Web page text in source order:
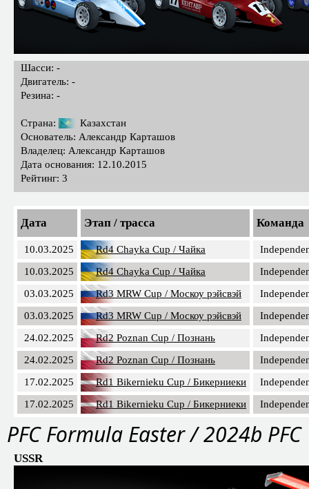
Шасси: -
Двигатель: -
Резина: -
Страна:
Казахстан
Основатель: Александр Карташов
Владелец: Александр Карташов
Дата основания: 12.10.2015
Рейтинг: 3
Дата Этап / трасса Команда
10.03.2025 Rd4 Chayka Cup / Чайка
10.03.2025
Rd4 Chayka Cup / Чайка
03.03.2025
Rd3 MRW Cup / Москоу рэйсвэй
03.03.2025
Rd3 MRW Cup / Москоу рэйсвэй
24.02.2025
Rd2 Poznan Cup / Познань
24.02.2025
Rd2 Poznan Cup / Познань
17.02.2025
Rd1 Bikernieku Cup / Бикерниеки
17.02.2025
Rd1 Bikernieku Cup / Бикерниеки
PFС Formula Easter / 2024b PFC
USSR